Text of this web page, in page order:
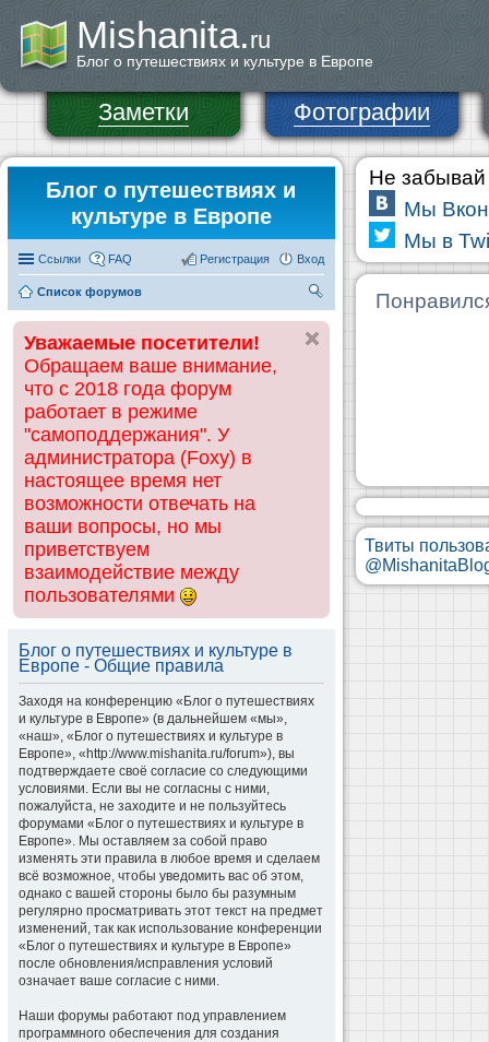
Mishanita.ru
Блог о путешествиях и культуре в Европе
Заметки Фотографии
Блог о путешествиях и
культуре в Европе
Ссылки FAQ Вход
Регистрация
Список форумов
ск
Уважаемые посетители!
Обращаем ваше внимание,
что с 2018 года форум
работает в режиме
"самоподдержания". У
администратора (Foxy) в
настоящее время нет
возможности отвечать на
ваши вопросы, но мы
приветствуем
взаимодействие между
пользователями
Блог о путешествиях и культуре в
Европе - Общие правила
Заходя на конференцию «Блог о путешествиях
и культуре в Европе» (в дальнейшем «мы»,
«наш», «Блог о путешествиях и культуре в
Европе», «http://www.mishanita.ru/forum»), вы
подтверждаете своё согласие со следующими
условиями. Если вы не согласны с ними,
пожалуйста, не заходите и не пользуйтесь
форумами «Блог о путешествиях и культуре в
Европе». Мы оставляем за собой право
изменять эти правила в любое время и сделаем
всё возможное, чтобы уведомить вас об этом,
однако с вашей стороны было бы разумным
регулярно просматривать этот текст на предмет
изменений, так как использование конференции
«Блог о путешествиях и культуре в Европе»
после обновления/исправления условий
означает ваше согласие с ними.
Наши форумы работают под управлением
программного обеспечения для создания
Не забывай
Мы
Мы в
Твиты